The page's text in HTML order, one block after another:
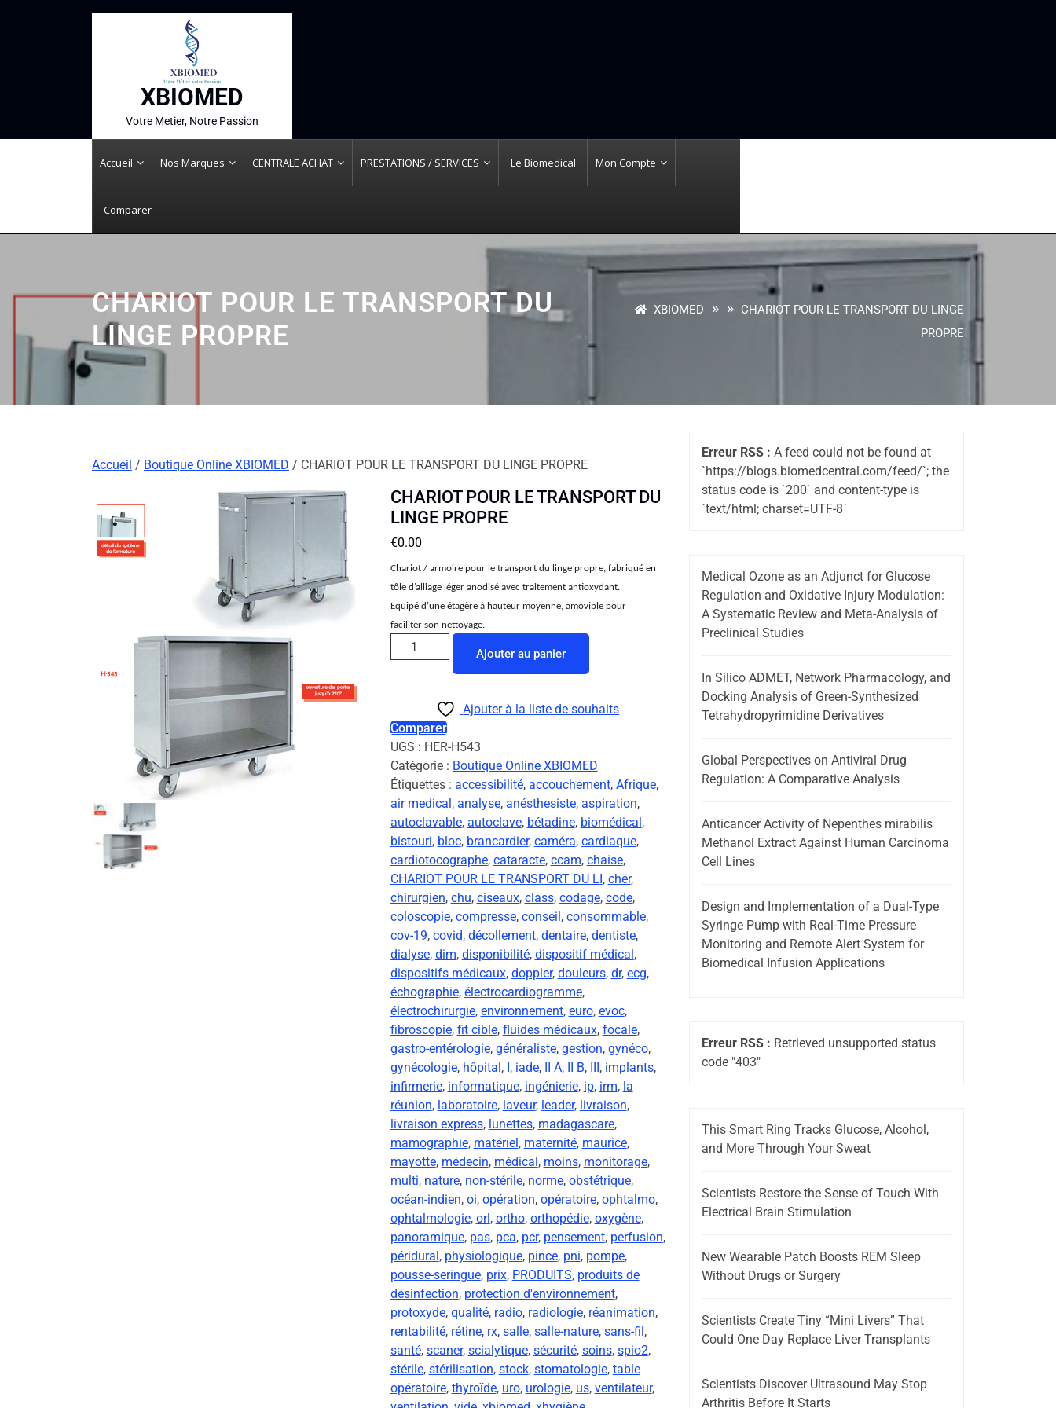
XBIOMED
Votre Metier, Notre Passion
Accueil Nos Marques CENTRALE ACHAT PRESTATIONS / SERVICES Le Biomedical Mon Compte
Comparer
CHARIOT POUR LE TRANSPORT DU
LINGE PROPRE
XBIOMED » » CHARIOT POUR LE TRANSPORT DU LINGE
PROPRE
Accueil / Boutique Online XBIOMED / CHARIOT POUR LE TRANSPORT DU LINGE PROPRE
CHARIOT POUR LE TRANSPORT DU
LINGE PROPRE
€0.00
Chariot / armoire pour le transport du linge propre, fabriqué en
tôle d’alliage léger anodisé avec traitement antioxydant.
Equipé d’une étagère à hauteur moyenne, amovible pour
faciliter son nettoyage.
Ajouter au panier
Ajouter à la liste de souhaits
Comparer
UGS : HER-H543
Catégorie : Boutique Online XBIOMED
Étiquettes : accessibilité, accouchement, Afrique,
air medical , analyse, anésthesiste, aspiration,
autoclavable, autoclave, bétadine, biomédical ,
bistouri, bloc, brancardier, caméra, cardiaque,
cardiotocographe, cataracte, ccam, chaise,
CHARIOT POUR LE TRANSPORT DU LI , cher,
chirurgien, chu, ciseaux, class, codage, code,
coloscopie, compresse, conseil , consommable,
cov-19, covid, décollement, dentaire, dentiste,
dialyse, dim, disponibilité, dispositif médical ,
dispositifs médicaux, doppler, douleurs, dr, ecg,
échographie, électrocardiogramme,
électrochirurgie, environnement, euro, evoc,
fibroscopie, fit cible, fluides médicaux, focale,
gastro-entérologie, généraliste, gestion, gynéco,
gynécologie, hôpital , , iade, II A, II B, , implants,
infirmerie, informatique, ingénierie, ip, irm, la
réunion, laboratoire, laveur, leader, livraison,
livraison express, lunettes, madagascare,
mamographie, matériel , maternité, maurice,
mayotte, médecin, médical , moins, monitorage,
multi, nature, non-stérile, norme, obstétrique,
océan-indien, oi, opération, opératoire, ophtalmo,
ophtalmologie, orl , ortho, orthopédie, oxygène,
panoramique, pas, pca, pcr, pensement, perfusion,
péridural , physiologique, pince, pni, pompe,
pousse-seringue, prix, PRODUITS, produits de
désinfection, protection d'environnement,
protoxyde, qualité, radio, radiologie, réanimation,
rentabilité, rétine, rx, salle, salle-nature, sans-fil ,
santé, scaner, scialytique, sécurité, soins, spio2,
stérile, stérilisation, stock, stomatologie, table
opératoire, thyroïde, uro, urologie, us, ventilateur,
Erreur RSS : A feed could not be found at
`https://blogs.biomedcentral.com/feed/`; the
status code is `200` and content-type is
`text/html; charset=UTF-8`
Medical Ozone as an Adjunct for Glucose
Regulation and Oxidative Injury Modulation:
A Systematic Review and Meta-Analysis of
Preclinical Studies
In Silico ADMET, Network Pharmacology, and
Docking Analysis of Green-Synthesized
Tetrahydropyrimidine Derivatives
Global Perspectives on Antiviral Drug
Regulation: A Comparative Analysis
Anticancer Activity of Nepenthes mirabilis
Methanol Extract Against Human Carcinoma
Cell Lines
Design and Implementation of a Dual-Type
Syringe Pump with Real-Time Pressure
Monitoring and Remote Alert System for
Biomedical Infusion Applications
Erreur RSS : Retrieved unsupported status
code "403"
This Smart Ring Tracks Glucose, Alcohol,
and More Through Your Sweat
Scientists Restore the Sense of Touch With
Electrical Brain Stimulation
New Wearable Patch Boosts REM Sleep
Without Drugs or Surgery
Scientists Create Tiny “Mini Livers” That
Could One Day Replace Liver Transplants
Scientists Discover Ultrasound May Stop
Arthritis Before It Starts